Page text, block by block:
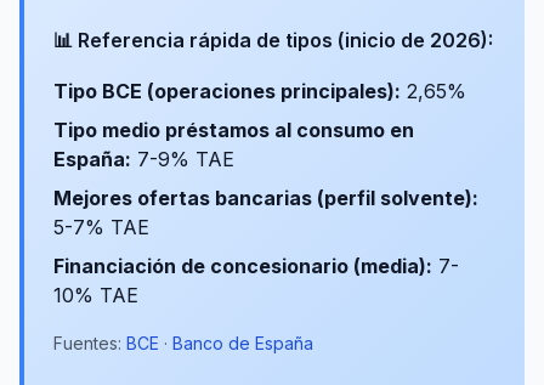
📊 Referencia rápida de tipos (inicio de 2026):
Tipo BCE (operaciones principales): 2,65%
Tipo medio préstamos al consumo en
España: 7-9% TAE
Mejores ofertas bancarias (perfil solvente):
5-7% TAE
Financiación de concesionario (media): 7-
10% TAE
Fuentes: BCE · Banco de España